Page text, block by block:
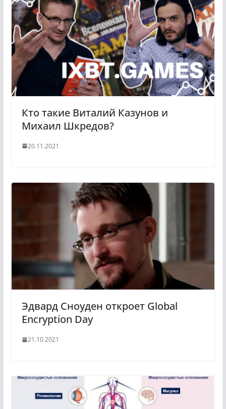
Кто такие Виталий Казунов и
Михаил Шкредов?
20.11.2021
Эдвард Сноуден откроет Global
Encryption Day
21.10.2021